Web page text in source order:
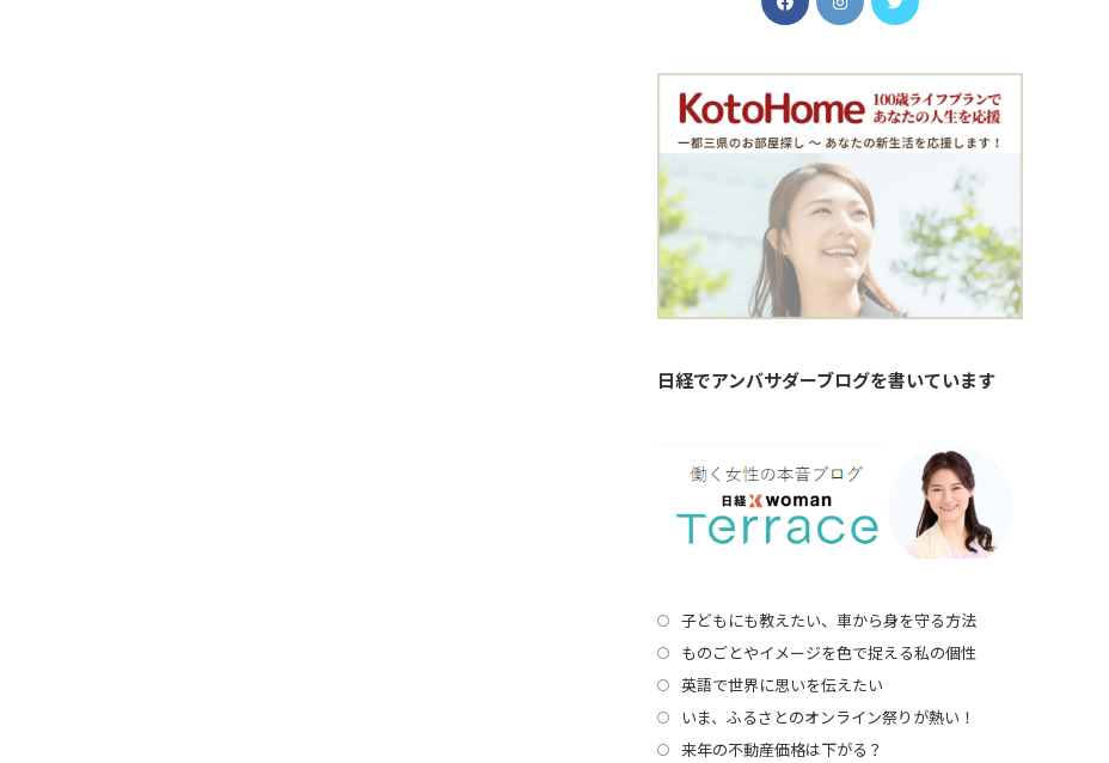
日経でアンバサダーブログを書いています
子どもにも教えたい、車から身を守る方法
ものごとやイメージを色で捉える私の個性
英語で世界に思いを伝えたい
いま、ふるさとのオンライン祭りが熱い！
来年の不動産価格は下がる？